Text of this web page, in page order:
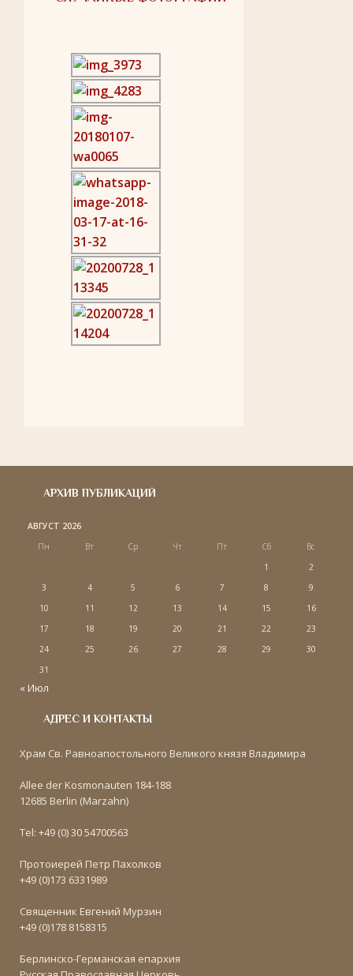
АРХИВ ПУБЛИКАЦИЙ
АВГУСТ 2026
Пн
Вт Ср Чт Пт Сб
Вс
1
2
3
4 5 6 7 8
9
10
11 12 13 14 15
16
17
18 19 20 21 22
23
24
25 26 27 28 29
30
31
« Июл
АДРЕС И КОНТАКТЫ
Храм Св. Равноапостольного Великого князя Владимира
Allee der Kosmonauten 184-188
12685 Berlin (Marzahn)
Tel: +49 (0) 30 54700563
Протоиерей Петр Пахолков
+49 (0)173 6331989
Священник Евгений Мурзин
+49 (0)178 8158315
Берлинско-Германская епархия